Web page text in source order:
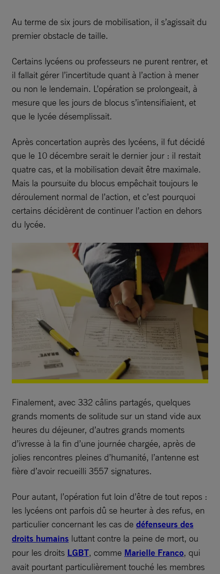
Au terme de six jours de mobilisation, il s’agissait du
premier obstacle de taille.
Certains lycéens ou professeurs ne purent rentrer, et
il fallait gérer l’incertitude quant à l’action à mener
ou non le lendemain. L’opération se prolongeait, à
mesure que les jours de blocus s’intensifiaient, et
que le lycée désemplissait.
Après concertation auprès des lycéens, il fut décidé
que le 10 décembre serait le dernier jour : il restait
quatre cas, et la mobilisation devait être maximale.
Mais la poursuite du blocus empêchait toujours le
déroulement normal de l’action, et c’est pourquoi
certains décidèrent de continuer l’action en dehors
du lycée.
Finalement, avec 332 câlins partagés, quelques
grands moments de solitude sur un stand vide aux
heures du déjeuner, d’autres grands moments
d’ivresse à la fin d’une journée chargée, après de
jolies rencontres pleines d’humanité, l’antenne est
fière d’avoir recueilli 3557 signatures.
Pour autant, l’opération fut loin d’être de tout repos :
les lycéens ont parfois dû se heurter à des refus, en
particulier concernant les cas de défenseurs des
droits humains luttant contre la peine de mort, ou
pour les droits LGBT, comme Marielle Franco, qui
avait pourtant particulièrement touché les membres